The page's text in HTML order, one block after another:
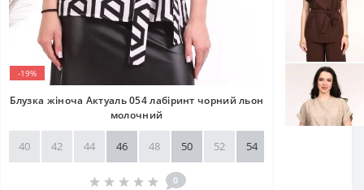
-19%
Блузка жіноча Актуаль 054 лабіринт чорний льон
молочний
40 42 44 46 48 50 52 54
0